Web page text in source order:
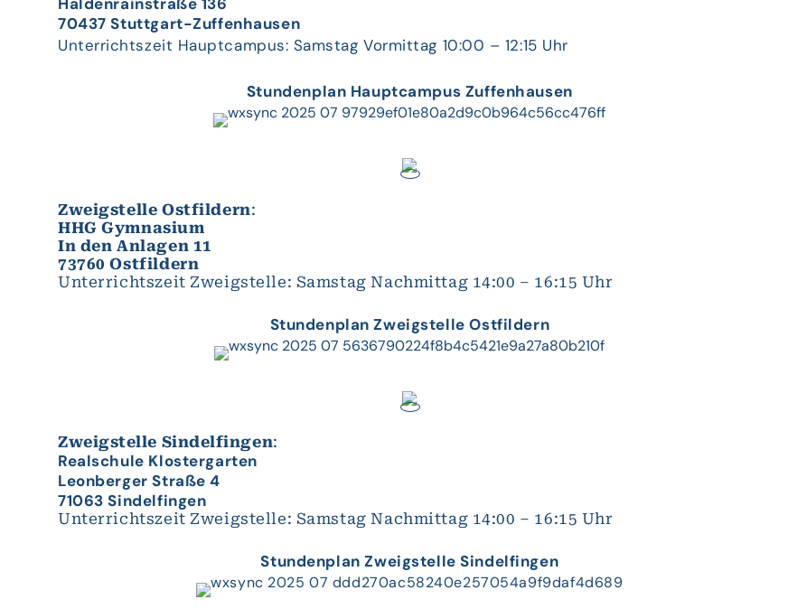
70437 Stuttgart-Zuffenhausen
Unterrichtszeit Hauptcampus: Samstag Vormittag 10:00 – 12:15 Uhr
Stundenplan Hauptcampus Zuffenhausen
Zweigstelle Ostfildern:
HHG Gymnasium
In den Anlagen 11
73760 Ostfildern
Unterrichtszeit Zweigstelle: Samstag Nachmittag 14:00 – 16:15 Uhr
Stundenplan Zweigstelle Ostfildern
Zweigstelle Sindelfingen:
Realschule Klostergarten
Leonberger Straße 4
71063 Sindelfingen
Unterrichtszeit Zweigstelle: Samstag Nachmittag 14:00 – 16:15 Uhr
Stundenplan Zweigstelle Sindelfingen